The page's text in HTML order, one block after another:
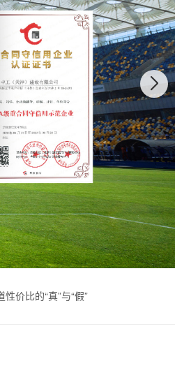
价比的“真”与“假”